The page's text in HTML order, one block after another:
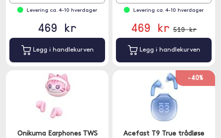
Levering ca. 4-10 hverdager
469 kr
Legg i handlekurven
Levering ca. 4-10 hverdager
469 kr 519 kr
Legg i handlekurven
Onikuma Earphones TWS
-40%
Acefast T9 True trådløse